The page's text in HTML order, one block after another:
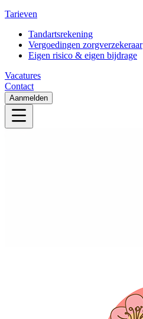
Tarieven
Tandartsrekening
Vergoedingen zorgverzekeraar
Eigen risico & eigen bijdrage
Vacatures
Contact
Aanmelden